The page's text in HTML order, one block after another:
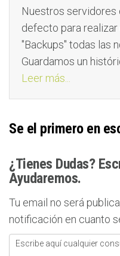
Nuestros servidores
defecto para
"Backups" todas las
Guardamos un
Leer más...
Se el primero en
¿tienes Dudas?
Ayudaremos.
Tu email no será
notificación en cuanto